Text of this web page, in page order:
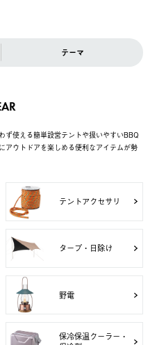
テーマ
ず使える簡単設営テントや扱いやすいBBQ
アウトドアを楽しめる便利なアイテムが勢
テントアクセサリ
タープ・日除け
野電
保冷保温クーラー・